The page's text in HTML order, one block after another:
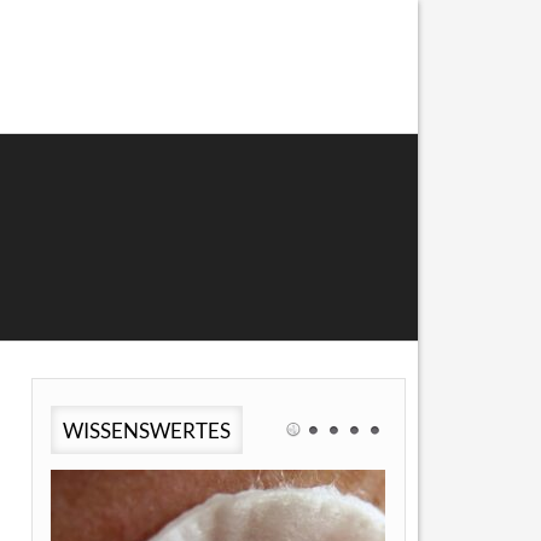
WISSENSWERTES